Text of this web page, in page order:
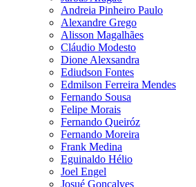
Andreia Pinheiro Paulo
Alexandre Grego
Alisson Magalhães
Cláudio Modesto
Dione Alexsandra
Ediudson Fontes
Edmilson Ferreira Mendes
Fernando Sousa
Felipe Morais
Fernando Queiróz
Fernando Moreira
Frank Medina
Eguinaldo Hélio
Joel Engel
Josué Gonçalves